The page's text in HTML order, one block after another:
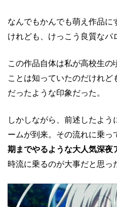
なんでもかんでも萌え作品
けれども、けっこう良質なパ
この作品自体は私が高校生の
ことは知っていたのだけれ
だったような印象だった。
しかしながら、前述したよ
ームが到来。その流れに乗っ
期までやるような大人気深夜
時流に乗るのが大事だと思っ